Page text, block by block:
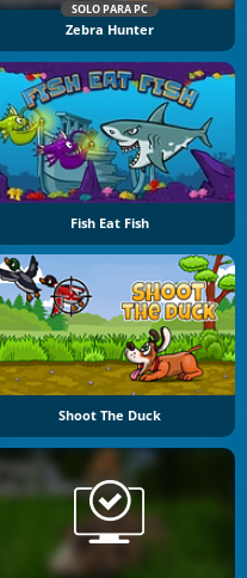
SOLO PARA PC
Zebra Hunter
Fish Eat Fish
Shoot The Duck